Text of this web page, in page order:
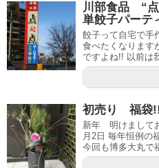
川部食品 “点
単餃子パーテ
餃子って自宅で手
食べたくなります
ですよね!! 以前は
初売り 福袋
新年 明けまして
月2日 毎年恒例の
今回も博多大丸で